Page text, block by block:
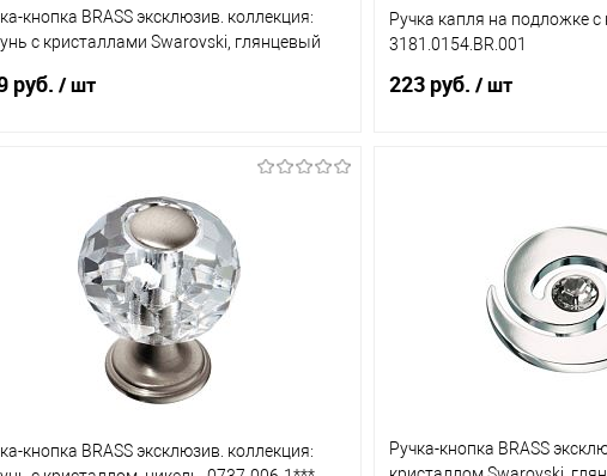
кнопка BRASS эксклюзив. коллекция:
с кристаллами Swarovski, глянцевый
руб. / шт
Купить в 1 клик
Сравнение
В избранное
В наличии (16)
Ручка капля на подложке с
3181.0154.BR.001
223 руб. / шт
Купить в 1 клик
В избранное
кнопка BRASS эксклюзив. коллекция:
Ручка-кнопка BRASS